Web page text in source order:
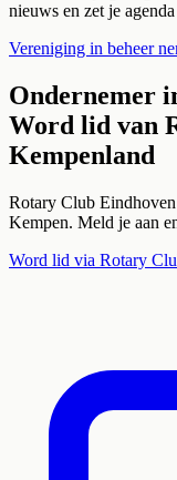
nieuws en zet je
Vereniging in beheer
Ondernemer
Word lid van
Kempenland
Rotary Club
Kempen. Meld je aan
Word lid via Rotary